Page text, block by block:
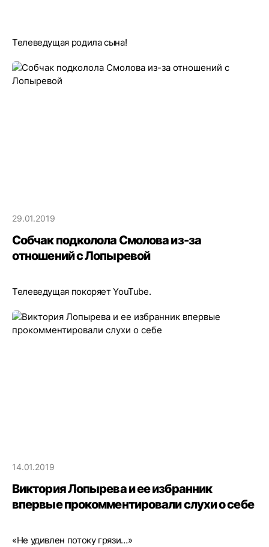
Телеведущая родила сына!
29.01.2019
Собчак подколола Смолова из-за
отношений с Лопыревой
Телеведущая покоряет YouTube.
14.01.2019
Виктория Лопырева и ее избранник
впервые прокомментировали слухи о себе
«Не удивлен потоку грязи…»